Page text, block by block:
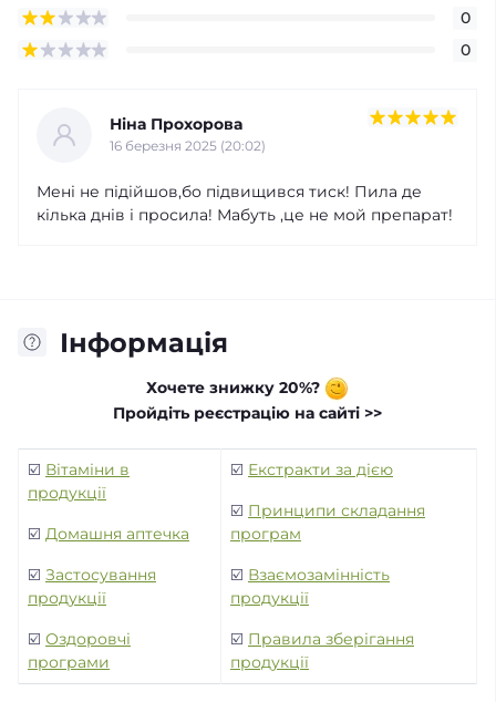
0
0
Ніна Прохорова
16 березня 2025 (20:02)
Мені не підійшов,бо підвищився тиск! Пила де
кілька днів і просила! Мабуть ,це не мой препарат!
Інформація
Хочете знижку 20%?
Пройдіть реєстрацію на сайті >>
☑️ Вітаміни в
продукції
☑️ Домашня аптечка
☑️ Застосування
продукції
☑️ Оздоровчі
програми
☑️ Екстракти за дією
☑️ Принципи складання
програм
☑️ Взаємозамінність
продукції
☑️ Правила зберігання
продукції